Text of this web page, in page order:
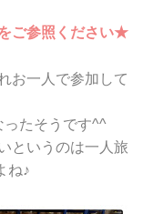
ご参照ください★
お一人で参加して
ったそうです^^
というのは一人旅
ね♪